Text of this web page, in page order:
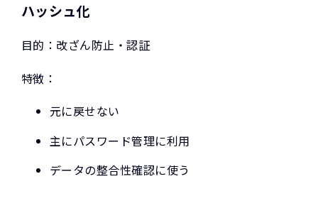
ハッシュ化
目的：改ざん防止・認証
特徴：
元に戻せない
主にパスワード管理に利用
データの整合性確認に使う